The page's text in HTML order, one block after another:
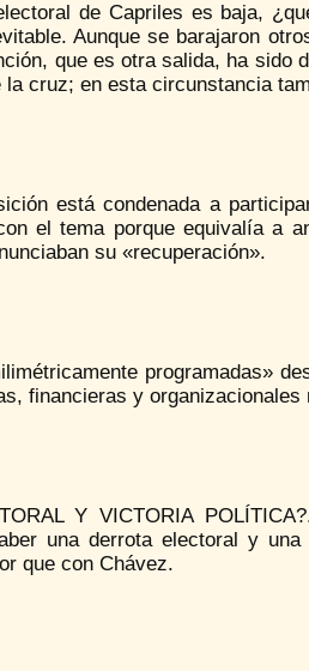
de Capriles es baja,
Aunque se barajaron
que es otra salida, ha sido
la cruz; en esta circunstancia
está condenada a
el tema porque equivalía a
su «recuperación».
programadas»
financieras y
Y VICTORIA
una derrota electoral y
que con Chávez.